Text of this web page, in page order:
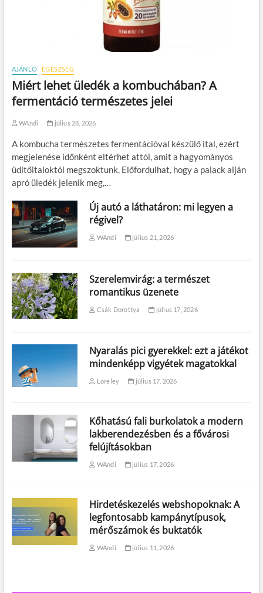
AJÁNLÓ EGÉSZSÉG
Miért lehet üledék a kombuchában? A
fermentáció természetes jelei
WAndi július 28, 2026
A kombucha természetes fermentációval készülő ital, ezért
megjelenése időnként eltérhet attól, amit a hagyományos
üdítőitaloktól megszoktunk. Előfordulhat, hogy a palack alján
apró üledék jelenik meg,…
Új autó a láthatáron: mi legyen a
régivel?
WAndi július 21, 2026
Szerelemvirág: a természet
romantikus üzenete
Csák Dorottya július 17, 2026
Nyaralás pici gyerekkel: ezt a játékot
mindenképp vigyétek magatokkal
Loreley július 17, 2026
Kőhatású fali burkolatok a modern
lakberendezésben és a fővárosi
felújításokban
WAndi július 17, 2026
Hirdetéskezelés webshopoknak: A
legfontosabb kampánytípusok,
mérőszámok és buktatók
WAndi július 11, 2026